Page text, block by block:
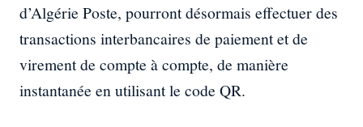
d’Algérie Poste, pourront désormais effectuer des
transactions interbancaires de paiement et de
virement de compte à compte, de manière
instantanée en utilisant le code QR.